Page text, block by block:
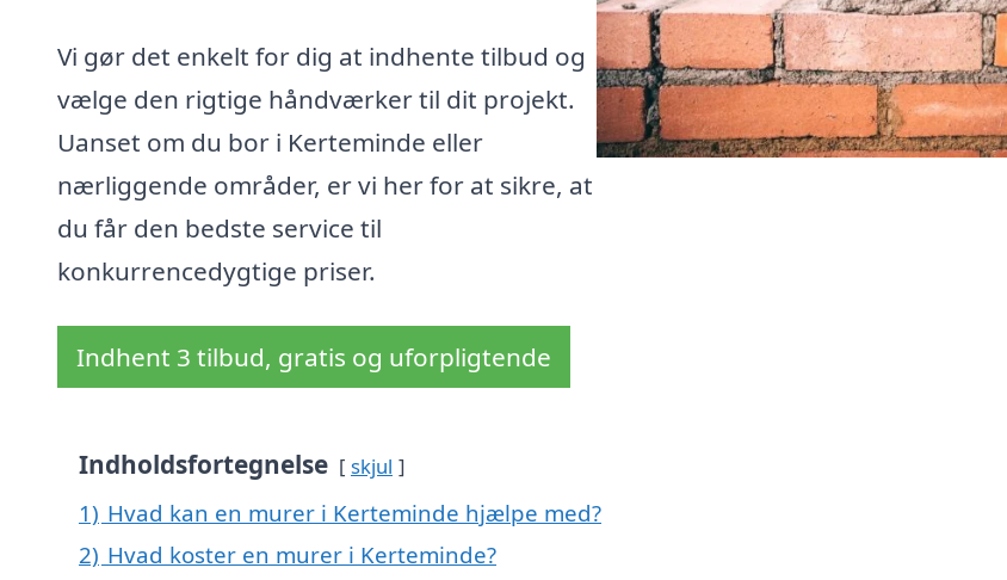
Vi gør det enkelt for dig at indhente tilbud og
vælge den rigtige håndværker til dit projekt.
Uanset om du bor i Kerteminde eller
nærliggende områder, er vi her for at sikre, at
du får den bedste service til
konkurrencedygtige priser.
Indhent 3 tilbud, gratis og uforpligtende
Indholdsfortegnelse skjul
1) Hvad kan en murer i Kerteminde hjælpe med?
2) Hvad koster en murer i Kerteminde?